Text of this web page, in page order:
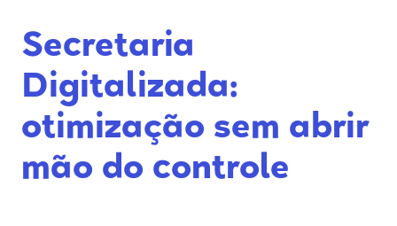
Secretaria
Digitalizada:
otimização sem abrir
mão do controle